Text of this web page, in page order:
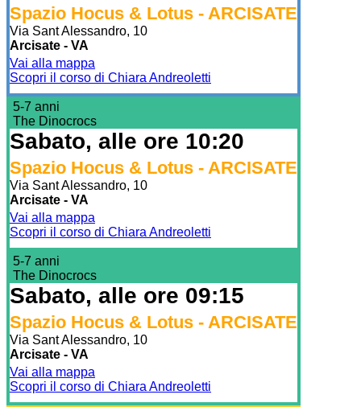
Spazio Hocus & Lotus - ARCISATE
Via Sant Alessandro, 10
Arcisate - VA
Vai alla mappa
Scopri il corso di Chiara Andreoletti
5-7 anni
The Dinocrocs
Sabato, alle ore 10:20
Spazio Hocus & Lotus - ARCISATE
Via Sant Alessandro, 10
Arcisate - VA
Vai alla mappa
Scopri il corso di Chiara Andreoletti
5-7 anni
The Dinocrocs
Sabato, alle ore 09:15
Spazio Hocus & Lotus - ARCISATE
Via Sant Alessandro, 10
Arcisate - VA
Vai alla mappa
Scopri il corso di Chiara Andreoletti